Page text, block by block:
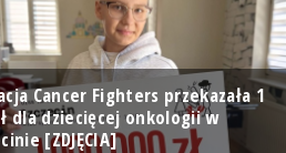
Cancer Fighters przekazała 1
dla dziecięcej onkologii w
[ZDJĘCIA]